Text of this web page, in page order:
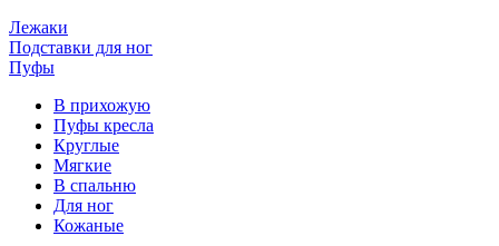
Лежаки
Подставки для ног
Пуфы
В прихожую
Пуфы кресла
Круглые
Мягкие
В спальню
Для ног
Кожаные